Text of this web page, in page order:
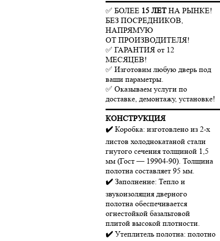
✅ БОЛЕЕ 15 ЛЕТ НА РЫНКЕ!
БЕЗ ПОСРЕДНИКОВ,
НАПРЯМУЮ
ОТ ПРОИЗВОДИТЕЛЯ!
✅ ГАРАНТИЯ от 12
МЕСЯЦЕВ!
✅ Изготовим любую дверь под
ваши параметры.
✅ Оказываем услуги по
доставке, демонтажу, установке!
КОНСТРУКЦИЯ
✔️Коробка: изготовлено из 2-х
листов холоднокатаной стали
гнутого сечения толщиной 1,5
мм (Гост — 19904-90). Толщина
полотна составляет 95 мм.
✔️Заполнение: Тепло и
звукоизоляция дверного
полотна обеспечивается
огнестойкой базальтовой
плитой высокой плотности.
✔️Утеплитель полотна: полотно